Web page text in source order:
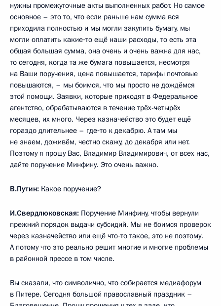
нужны промежуточные акты выполненных работ. Но самое
основное – это то, что если раньше нам сумма вся
приходила полностью и мы могли закупить бумагу, мы
могли оплатить какие‑то ещё наши расходы, то есть эта
общая большая сумма, она очень и очень важна для нас,
то сегодня, когда та же бумага повышается, несмотря
на Ваши поручения, цена повышается, тарифы почтовые
повышаются, – мы боимся, что мы просто не дождёмся
этой помощи. Заявки, которые приходят в Федеральное
агентство, обрабатываются в течение трёх-четырёх
месяцев, их много. Через казначейство это будет ещё
гораздо длительнее – где‑то к декабрю. А там мы
не знаем, доживём, честно скажу, до декабря или нет.
Поэтому я прошу Вас, Владимир Владимирович, от всех нас,
дайте поручение Минфину. Это очень важно.
В.Путин: Какое поручение?
И.Свердлюковская: Поручение Минфину, чтобы вернули
прежний порядок выдачи субсидий. Мы не боимся проверок
через казначейство или ещё что‑то такое, это не поэтому.
А потому что это реально решит многие и многие проблемы
в районной прессе в том числе.
Вы сказали, что символично, что собирается медиафорум
в Питере. Сегодня большой православный праздник –